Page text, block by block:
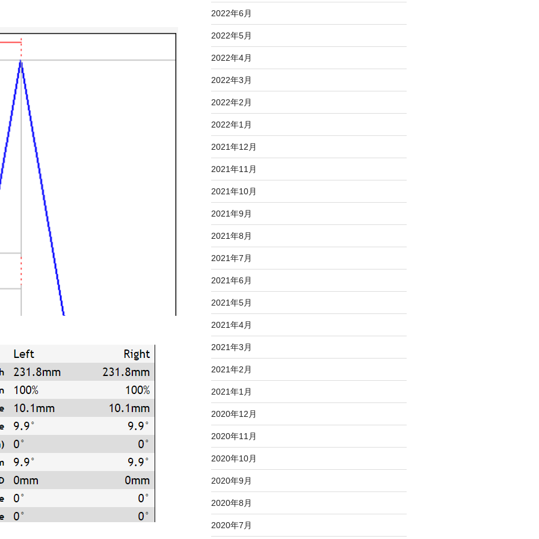
2022年6月
2022年5月
2022年4月
2022年3月
2022年2月
2022年1月
2021年12月
2021年11月
2021年10月
2021年9月
2021年8月
2021年7月
2021年6月
2021年5月
2021年4月
2021年3月
2021年2月
2021年1月
2020年12月
2020年11月
2020年10月
2020年9月
2020年8月
2020年7月